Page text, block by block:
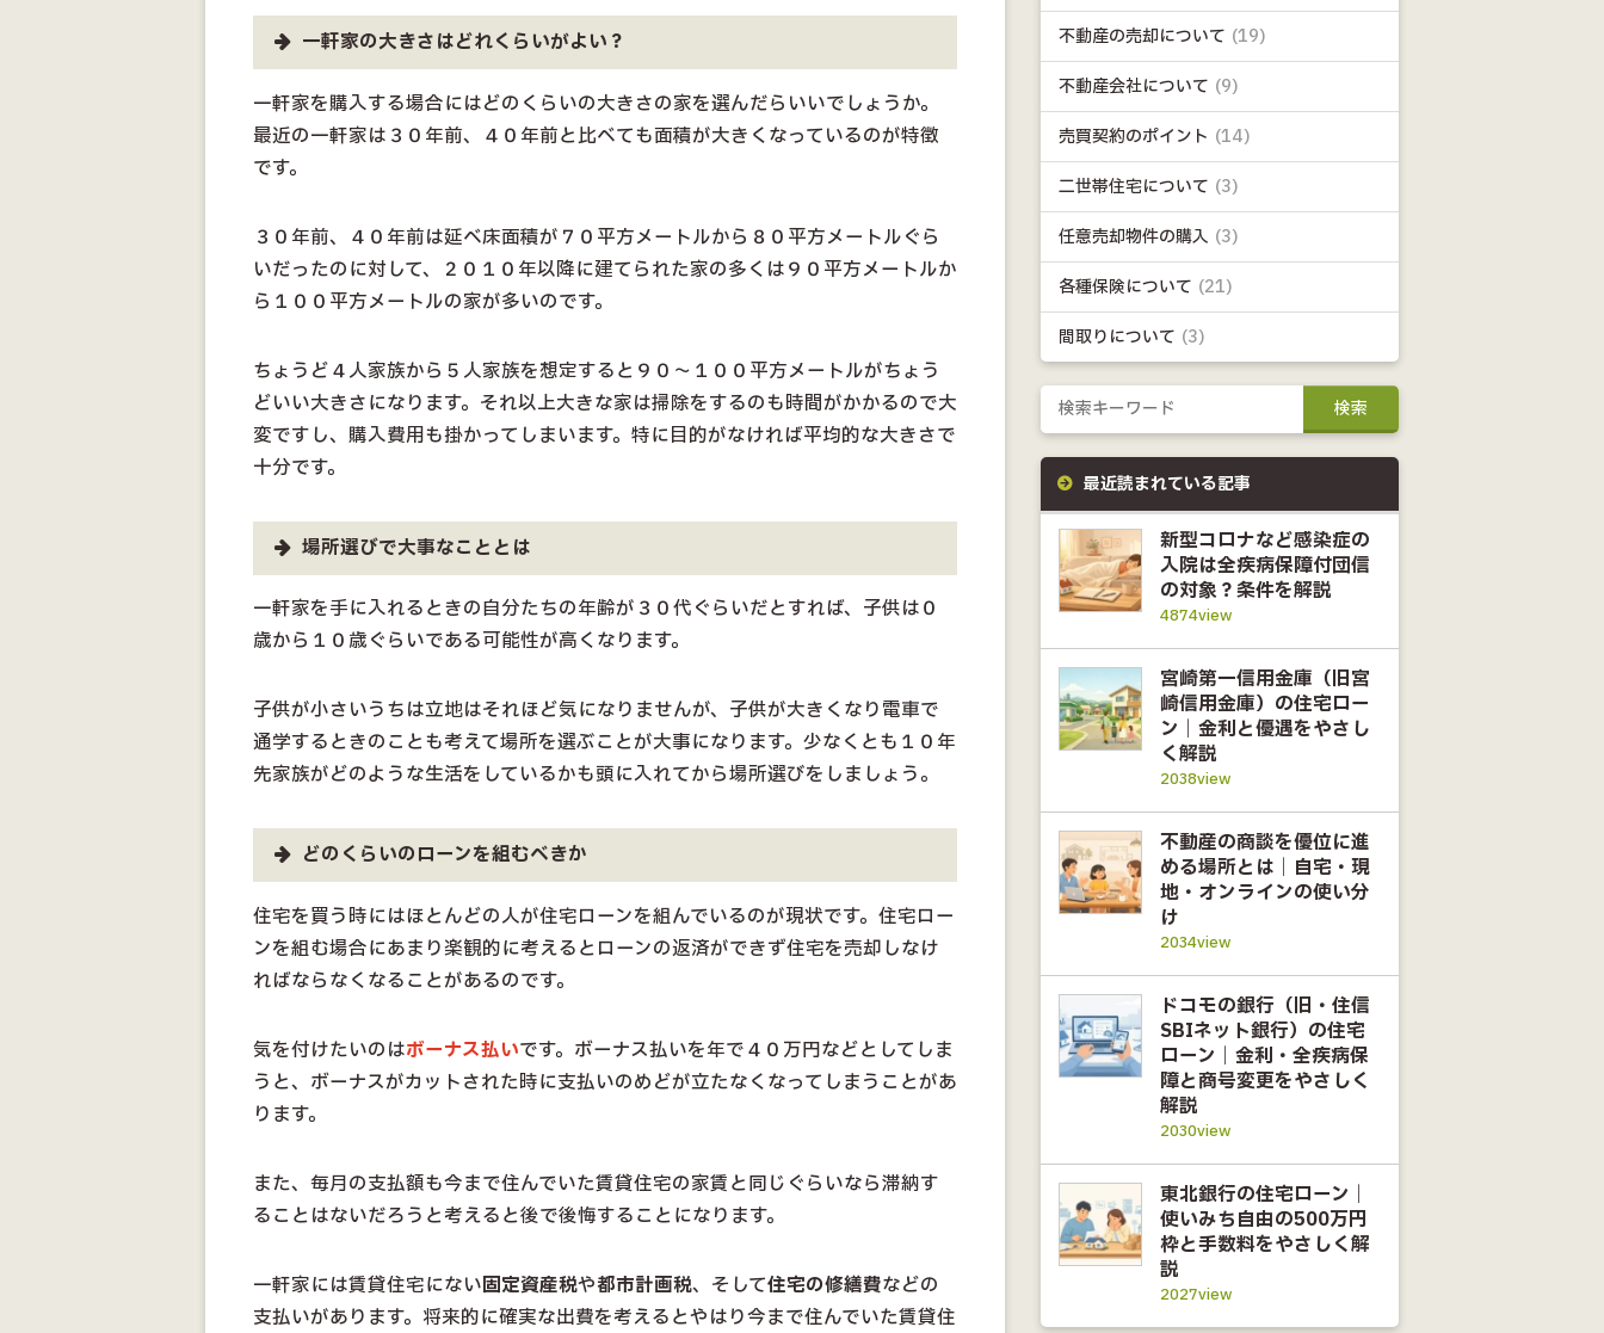
一軒家の大きさはどれくらいがよい？
一軒家を購入する場合にはどのくらいの大きさの家を選んだらいいでしょうか。
最近の一軒家は３０年前、４０年前と比べても面積が大きくなっているのが特徴
です。
３０年前、４０年前は延べ床面積が７０平方メートルから８０平方メートルぐら
いだったのに対して、２０１０年以降に建てられた家の多くは９０平方メートルか
ら１００平方メートルの家が多いのです。
ちょうど４人家族から５人家族を想定すると９０～１００平方メートルがちょう
どいい大きさになります。それ以上大きな家は掃除をするのも時間がかかるので大
変ですし、購入費用も掛かってしまいます。特に目的がなければ平均的な大きさで
十分です。
場所選びで大事なこととは
一軒家を手に入れるときの自分たちの年齢が３０代ぐらいだとすれば、子供は０
歳から１０歳ぐらいである可能性が高くなります。
子供が小さいうちは立地はそれほど気になりませんが、子供が大きくなり電車で
通学するときのことも考えて場所を選ぶことが大事になります。少なくとも１０年
先家族がどのような生活をしているかも頭に入れてから場所選びをしましょう。
どのくらいのローンを組むべきか
住宅を買う時にはほとんどの人が住宅ローンを組んでいるのが現状です。住宅ロー
ンを組む場合にあまり楽観的に考えるとローンの返済ができず住宅を売却しなけ
ればならなくなることがあるのです。
気を付けたいのはボーナス払いです。ボーナス払いを年で４０万円などとしてしま
うと、ボーナスがカットされた時に支払いのめどが立たなくなってしまうことがあ
ります。
また、毎月の支払額も今まで住んでいた賃貸住宅の家賃と同じぐらいなら滞納す
ることはないだろうと考えると後で後悔することになります。
一軒家には賃貸住宅にない固定資産税や都市計画税、そして住宅の修繕費などの
支払いがあります。将来的に確実な出費を考えるとやはり今まで住んでいた賃貸住
不動産の売却について (19)
不動産会社について (9)
売買契約のポイント (14)
二世帯住宅について (3)
任意売却物件の購入 (3)
各種保険について (21)
間取りについて (3)
最近読まれている記事
新型コロナなど感染症の
入院は全疾病保障付団信
の対象？条件を解説
4874view
宮崎第一信用金庫（旧宮
崎信用金庫）の住宅ロー
ン｜金利と優遇をやさし
く解説
2038view
不動産の商談を優位に進
める場所とは｜自宅・現
地・オンラインの使い分
け
2034view
ドコモの銀行（旧・住信
SBIネット銀行）の住宅
ローン｜金利・全疾病保
障と商号変更をやさしく
解説
2030view
東北銀行の住宅ローン｜
使いみち自由の500万円
枠と手数料をやさしく解
説
2027view